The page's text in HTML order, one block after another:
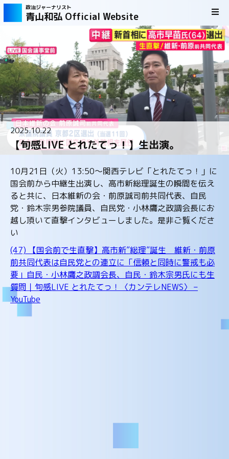
政治ジャーナリスト
青山和弘 Official Website
2025.10.22
【旬感LIVE とれたてっ！】生出演。
10月21日（火）13:50～関西テレビ「とれたてっ！」に
国会前から中継生出演し、高市新総理誕生の瞬間を伝え
ると共に、日本維新の会・前原誠司前共同代表、自民
党・鈴木宗男参院議員、自民党・小林鷹之政調会長にお
越し頂いて直撃インタビューしました。是非ご覧くださ
い
(47) 【国会前で生直撃】高市新”総理”誕生 維新・前原
前共同代表は自民党との連立に「信頼と同時に警戒も必
要」自民・小林鷹之政調会長、自民・鈴木宗男氏にも生
質問｜旬感LIVE とれたてっ！〈カンテレNEWS〉 –
YouTube